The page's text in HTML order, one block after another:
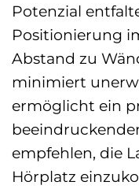
Potenzial
Positionierung
Abstand zu
minimiert
ermöglicht ein
empfehlen, die
Hörplatz